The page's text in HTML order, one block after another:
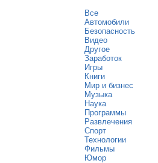
Все
Автомобили
Безопасность
Видео
Другое
Заработок
Игры
Книги
Мир и бизнес
Музыка
Наука
Программы
Развлечения
Спорт
Технологии
Фильмы
Юмор